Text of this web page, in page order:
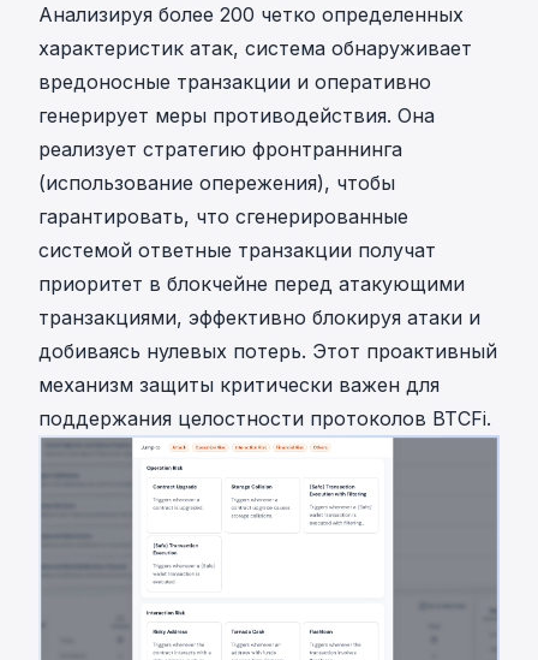
Анализируя более 200 четко определенных
характеристик атак, система обнаруживает
вредоносные транзакции и оперативно
генерирует меры противодействия. Она
реализует стратегию фронтраннинга
(использование опережения), чтобы
гарантировать, что сгенерированные
системой ответные транзакции получат
приоритет в блокчейне перед атакующими
транзакциями, эффективно блокируя атаки и
добиваясь нулевых потерь. Этот проактивный
механизм защиты критически важен для
поддержания целостности протоколов BTCFi.